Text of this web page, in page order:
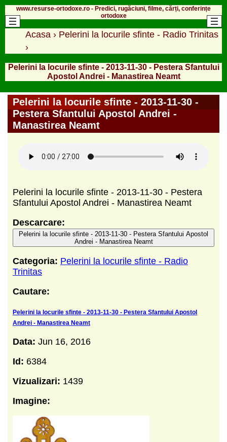
www.resurse-ortodoxe.ro - Predici, rugăciuni, filme, cărți, conferințe
ortodoxe
Acasa › Pelerini la locurile sfinte - Radio Trinitas
›
Pelerini la locurile sfinte - 2013-11-30 - Pestera Sfantului
Apostol Andrei - Manastirea Neamt
Pelerini la locurile sfinte - 2013-11-30 -
Pestera Sfantului Apostol Andrei -
Manastirea Neamt
Pelerini la locurile sfinte - 2013-11-30 - Pestera
Sfantului Apostol Andrei - Manastirea Neamt
Descarcare:
Pelerini la locurile sfinte - 2013-11-30 - Pestera Sfantului Apostol
Andrei - Manastirea Neamt
Categoria: Pelerini la locurile sfinte - Radio
Trinitas
Cautare:
Pelerini la locurile sfinte - 2013-11-30 - Pestera Sfantului Apostol
Andrei - Manastirea Neamt
Data: Jun 16, 2016
Id: 6384
Vizualizari: 1439
Imagine: